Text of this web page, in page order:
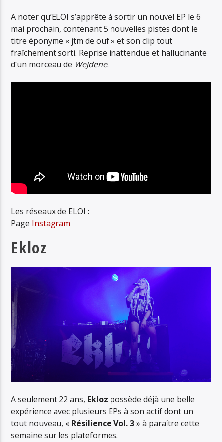
A noter qu’ELOI s’apprête à sortir un nouvel EP le 6
mai prochain, contenant 5 nouvelles pistes dont le
titre éponyme « jtm de ouf » et son clip tout
fraîchement sorti. Reprise inattendue et hallucinante
d’un morceau de Wejdene.
Les réseaux de ELOI :
Page Instagram
Ekloz
A seulement 22 ans, Ekloz possède déjà une belle
expérience avec plusieurs EPs à son actif dont un
tout nouveau, « Résilience Vol. 3» à paraître cette
semaine sur les plateformes.